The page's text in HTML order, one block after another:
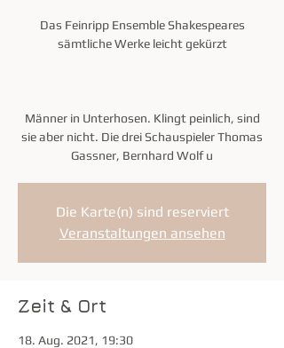
Das Feinripp Ensemble Shakespeares
sämtliche Werke leicht gekürzt
Männer in Unterhosen. Klingt peinlich, sind
sie aber nicht. Die drei Schauspieler Thomas
Gassner, Bernhard Wolf u
Die Karte(n) sind reserviert
Veranstaltungen ansehen
Zeit & Ort
18. Aug. 2021, 19:30